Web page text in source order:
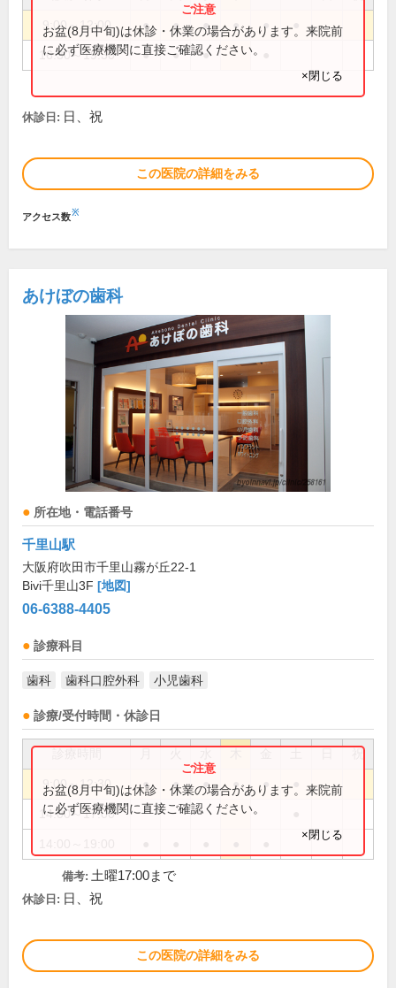
9:00～12:00 ● ● ● ● ●
16:30～19:30 ● ● ●
お盆(8月中旬)は休診・休業の場合があります。来院前
に必ず医療機関に直接ご確認ください。
×閉じる
休診日: 日、祝
この医院の詳細をみる
アクセス数※
あけぼの歯科
所在地・電話番号
千里山駅
大阪府吹田市千里山霧が丘22-1
Bivi千里山3F [地図]
06-6388-4405
診療科目
歯科 歯科口腔外科 小児歯科
診療/受付時間・休診日
祝
9:00～12:30 ● ● ● ● ●
14:00～17:00
お盆(8月中旬)は休診・休業の場合があります。来院前
に必ず医療機関に直接ご確認ください。
×閉じる
備考: 土曜17:00まで
休診日: 日、祝
この医院の詳細をみる